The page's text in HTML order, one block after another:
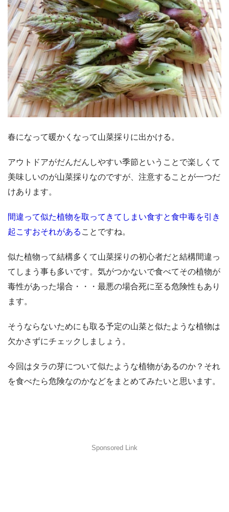
春になって暖かくなって山菜採りに出かける。
アウトドアがだんだんしやすい季節ということで楽しくて
美味しいのが山菜採りなのですが、注意することが一つだ
けあります。
間違って似た植物を取ってきてしまい食すと食中毒を引き
起こすおそれがある ことですね。
似た植物って結構多くて山菜採りの初心者だと結構間違っ
てしまう事も多いです。気がつかないで食べてその植物が
毒性があった場合・・・最悪の場合死に至る危険性もあり
ます。
そうならないためにも取る予定の山菜と似たような植物は
欠かさずにチェックしましょう。
今回はタラの芽について似たような植物があるのか？それ
を食べたら危険なのかなどをまとめてみたいと思います。
Sponsored Link